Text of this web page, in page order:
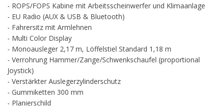
- ROPS/FOPS Kabine mit Arbeitsscheinwerfer und Klimaanlage
- EU Radio (AUX & USB & Bluetooth)
- Fahrersitz mit Armlehnen
- Multi Color Display
- Monoausleger 2,17 m, Löffelstiel Standard 1,18 m
- Verrohrung Hammer/Zange/Schwenkschaufel (proportional
Joystick)
- Verstärkter Auslegerzylinderschutz
- Gummiketten 300 mm
- Planierschild